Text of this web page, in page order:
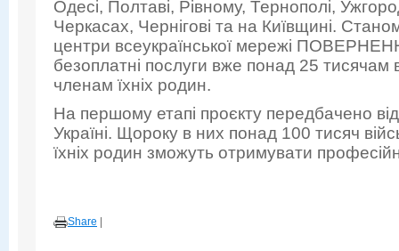
Одесі, Полтаві, Рівному, Тернополі,
Черкасах, Чернігові та на Київщині.
центри всеукраїнської мережі
безоплатні послуги вже понад 25 тисячам
членам їхніх родин.
На першому етапі проєкту передбачено
Україні. Щороку в них понад 100 тисяч
їхніх родин зможуть отримувати
Share